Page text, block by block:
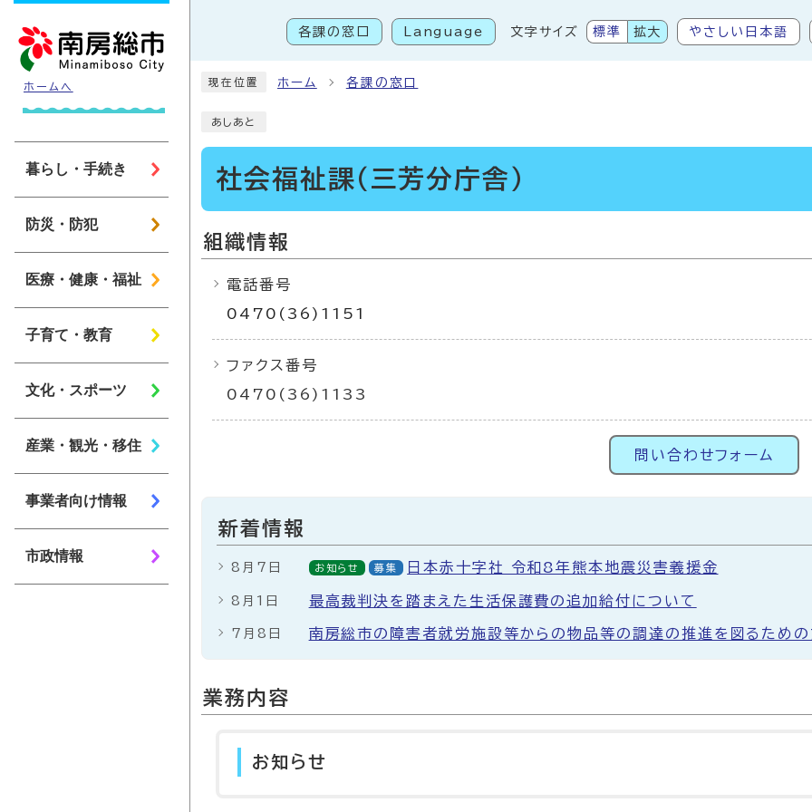
各課の窓口 Language 文字サイズ 標準 拡大 やさしい日本語
ホームへ
暮らし・手続き
防災・防犯
医療・健康・福祉
子育て・教育
文化・スポーツ
産業・観光・移住
事業者向け情報
市政情報
現在位置 ホーム 各課の窓口
あしあと
社会福祉課（三芳分庁舎）
組織情報
電話番号
0470(36)1151
ファクス番号
0470(36)1133
問い合わせフォーム
新着情報
8月7日 お知らせ 募集 日本赤十字社 令和8年熊本地震災害義援金
8月1日 最高裁判決を踏まえた生活保護費の追加給付について
7月8日 南房総市の障害者就労施設等からの物品等の調達の推進を図るための
業務内容
お知らせ